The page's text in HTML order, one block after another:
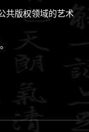
共版权领域的艺术